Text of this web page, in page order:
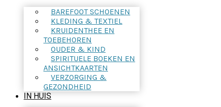
BAREFOOT SCHOENEN
KLEDING & TEXTIEL
KRUIDENTHEE EN
TOEBEHOREN
OUDER & KIND
SPIRITUELE BOEKEN EN
ANSICHTKAARTEN
VERZORGING &
GEZONDHEID
IN HUIS